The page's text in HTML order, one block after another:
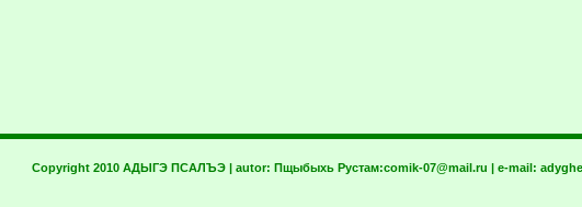
Copyright 2010 АДЫГЭ ПСАЛЪЭ | autor: Пщыбыхь Рустам:comik-07@mail.ru | e-mail: